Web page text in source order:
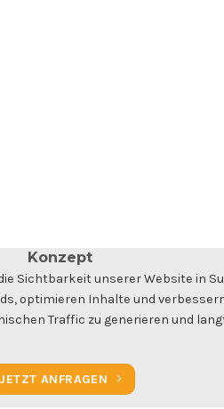
Konzept
Sichtbarkeit unserer Website in
optimieren Inhalte und
Traffic zu generieren und
JETZT ANFRAGEN